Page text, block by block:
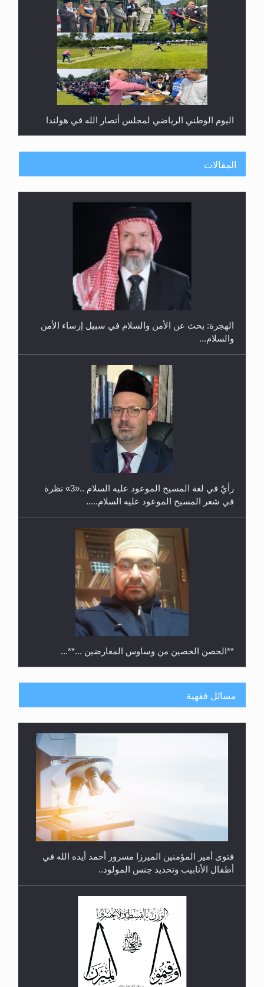
اليوم الوطني الرياضي لمجلس أنصار الله في هولندا
إتمام حفظ القرآن الكريم لثلاثة طلاب من مدرسة الحفظ
حفل توزيع الشهادات في الجامعة الأحمدية بنيجيريا لعام
المقالات
الهجرة: بحث عن الأمن والسلام في سبيل إرساء الأمن
والسلام...
رأيٌ في لغة المسيح الموعود عليه السلام ..«3» نظرة
في شعر المسيح الموعود عليه السلام.....
**الحصن الحصين من وساوس المعارضين ...**...
رأيٌ في لغة المسيح الموعود عليه السلام.. 4...
مسائل فقهية
فتوى أمير المؤمنين الميرزا مسرور أحمد أيده الله في
أطفال الأنابيب وتحديد جنس المولود..